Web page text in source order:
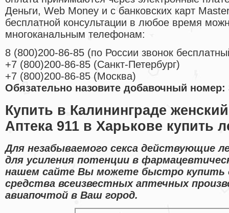
Деньги, Web Money и с банковских карт
бесплатной консультации в любое время
многоканальным телефонам:
8 (800)200-86-85 (по России звонок
+7 (800)200-86-85 (Санкт-Петербург)
+7 (800)200-86-85 (Москва)
Обязательно назовите добавочный номер:
Купить в Калининграде
Аптека 911 в Харькове купить
Для незабываемого секса действующие
для усиления потенции в
нашем сайте Вы можете быстро купить
средства всеизвестных аптечных
авиапочтой в Ваш город.